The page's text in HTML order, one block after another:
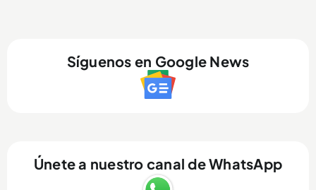
Síguenos en Google News
Únete a nuestro canal de WhatsApp